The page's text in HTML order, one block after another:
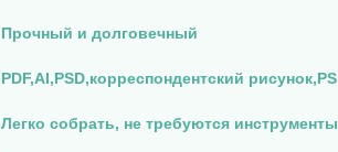
Прочный и долговечный
PDF,AI,PSD,корреспондентский рисунок,PS
Легко собрать, не требуются инструменты